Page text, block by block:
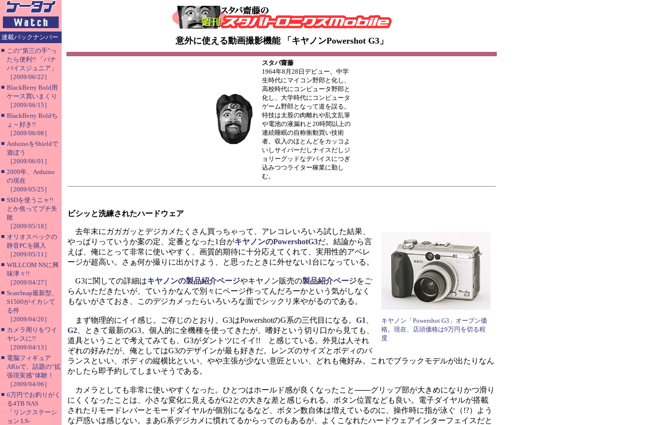
連載バックナンバー
■ この“第三の手”っ
たら便利!! 「パナ
バイスジュニア」
［2009/06/22］
■ BlackBerry Bold用
ケース買いまくり
［2009/06/15］
■ BlackBerry Boldち
ょ～好き!!
［2009/06/08］
■ ArduinoをShieldで
遊ぼう
［2009/06/01］
■ 2009年、Arduino
の現在
［2009/05/25］
■ SSDを使うニャ!!
とか焦ってプチ失
敗
［2009/05/18］
■ オリオスペックの
静音PCを購入
［2009/05/11］
■ WILLCOM NSに興
味津々!!
［2009/04/27］
■ ScanSnap最新型、
S1500がイカシて
る件
［2009/04/20］
■ カメラ周りをワイ
ヤレスに!!
［2009/04/13］
■ 電脳フィギュア
ARisで、話題の“拡
張現実感”体験！
［2009/04/06］
■ 6万円でお釣りがく
る4TB NAS
「リンクステーシ
ョン LS-
意外に使える動画撮影機能 「キヤノンPowershot G3」
スタパ齋藤
1964年8月28日デビュー。中学
生時代にマイコン野郎と化し、
高校時代にコンピュータ野郎と
化し、大学時代にコンピュータ
ゲーム野郎となって道を誤る。
特技は太股の肉離れや乱文乱筆
や電池の液漏れと20時間以上の
連続睡眠の自称衝動買い技術
者。収入のほとんどをカッコよ
いしサイバーだしナイスだしジ
ョリーグッドなデバイスにつぎ
込みつつライター稼業に勤し
む。
ビシッと洗練されたハードウェア
キヤノン「Powershot G3」オープン価
格。現在、店頭価格は9万円を切る程
度
去年末にガガガッとデジカメたくさん買っちゃって、アレコレいろいろ試した結果、
やっぱりっていうか案の定、定番となった1台がキヤノンのPowershotG3だ。結論から言
えば、俺にとって非常に使いやすく、画質的期待に十分応えてくれて、実用性的アベレ
ージが超高い。さぁ何か撮りに出かけよう、と思ったときに外せない1台になっている。
G3に関しての詳細はキヤノンの製品紹介ページやキヤノン販売の製品紹介ページをご
らんいただきたいが、ていうかなんで別々にページ作ってんだろーかという気がしなく
もないがさておき、このデジカメったらいろいろな面でシックリ来やがるのである。
まず物理的にイイ感じ。ご存じのとおり、G3はPowershotのG系の三代目になる。 G1
G2 、ときて最新のG3。個人的に全機種を使ってきたが、嗜好という切り口から見ても、
道具ということで考えてみても、G3がダントツにイイ!! と感じている。外見は人それ
ぞれの好みだが、俺としてはG3のデザインが最も好きだ。レンズのサイズとボディのバ
ランスといい、ボディの縦横比といい、やや主張が少ない意匠といい、どれも俺好み。これでブラックモデルが出たりなん
かしたら即予約してしまいそうである。
カメラとしても非常に使いやすくなった。ひとつはホールド感が良くなったこと───グリップ部が大きめになりかつ滑り
にくくなったことは、小さな変化に見えるがG2との大きな差と感じられる。ボタン位置なども良い。電子ダイヤルが搭載
されたりモードレバーとモードダイヤルが個別になるなど、ボタン数自体は増えているのに、操作時に指が泳ぐ（!?）よう
な戸惑いは感じない。まあG系デジカメに慣れてるからってのもあるが、よくこなれたハードウェアインターフェイスだと